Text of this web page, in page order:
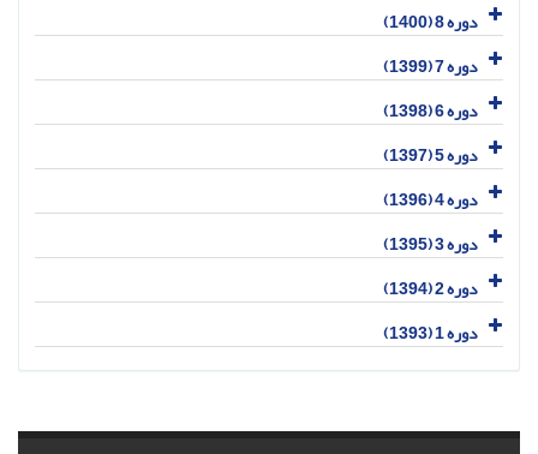
دوره 8 (1400)
دوره 7 (1399)
دوره 6 (1398)
دوره 5 (1397)
دوره 4 (1396)
دوره 3 (1395)
دوره 2 (1394)
دوره 1 (1393)